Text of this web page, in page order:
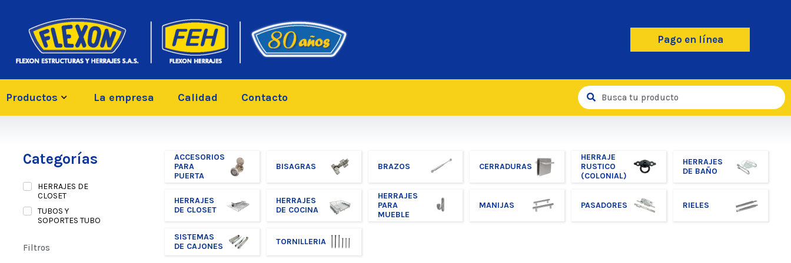
Pago en línea
Productos La empresa Calidad Contacto
Categorías
HERRAJES DE
CLOSET
TUBOS Y
SOPORTES TUBO
Filtros
ACCESORIOS
PARA
PUERTA
BISAGRAS BRAZOS CERRADURAS
HERRAJE
RUSTICO
(COLONIAL)
HERRAJES
DE BAÑO
HERRAJES
DE CLOSET
HERRAJES
DE COCINA
HERRAJES
PARA
MUEBLE
MANIJAS PASADORES RIELES
SISTEMAS
DE CAJONES
TORNILLERIA